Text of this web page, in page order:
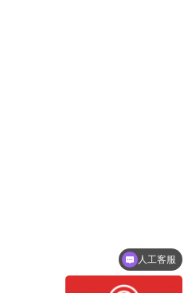
人工客服